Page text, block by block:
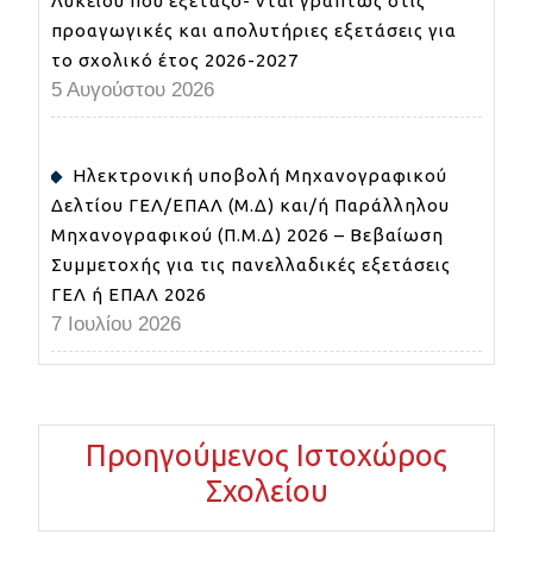
προαγωγικές και απολυτήριες εξετάσεις για
το σχολικό έτος 2026-2027
5 Αυγούστου 2026
Ηλεκτρονική υποβολή Μηχανογραφικού
Δελτίου ΓΕΛ/ΕΠΑΛ (Μ.Δ) και/ή Παράλληλου
Μηχανογραφικού (Π.Μ.Δ) 2026 – Βεβαίωση
Συμμετοχής για τις πανελλαδικές εξετάσεις
ΓΕΛ ή ΕΠΑΛ 2026
7 Ιουλίου 2026
Προηγούμενος Ιστοχώρος
Σχολείου